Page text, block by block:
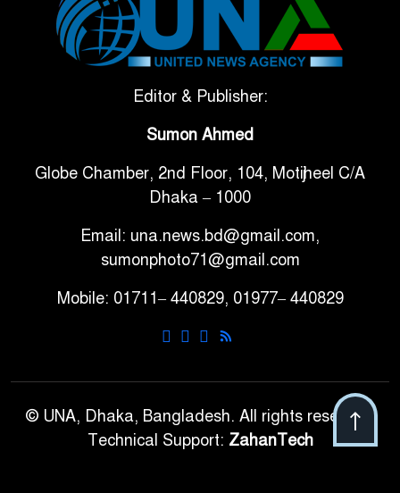
টানা ৩ ম্যাচে গোল ভিনির, ইতিহাস
বলছে বিশ্বকাপ জিতবে ব্রাজিল
সরকারি ৩শ কেজি বই বিক্রির
গাড়ি বিক্রির পর মালিকানা
পরিবর্তনে কঠোর নির্দেশনা
আ.লীগ ও বিএনপির বিরুদ্ধে
নাহিদ
ঢাবিতে মাথায় কাঁঠাল পড়ে মালির
Editor & Publisher:
Sumon Ahmed
Globe Chamber, 2nd Floor, 104, Motijheel C/A
Dhaka – 1000
Email: una.news.bd@gmail.com,
sumonphoto71@gmail.com
Mobile: 01711– 440829, 01977– 440829
© UNA, Dhaka, Bangladesh. All rights reserved.
Technical Support: ZahanTech